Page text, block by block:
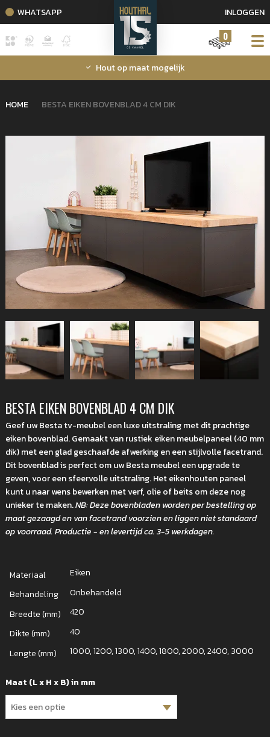
WHATSAPP
INLOGGEN
0
Hout op maat mogelijk
HOME BESTA EIKEN BOVENBLAD 4 CM DIK
BESTA EIKEN BOVENBLAD 4 CM DIK
Geef uw Besta tv-meubel een luxe uitstraling met dit prachtige
eiken bovenblad. Gemaakt van rustiek eiken meubelpaneel (40 mm
dik) met een glad geschaafde afwerking en een stijlvolle facetrand.
Dit bovenblad is perfect om uw Besta meubel een upgrade te
geven, voor een sfeervolle uitstraling. Het eikenhouten paneel
kunt u naar wens bewerken met verf, olie of beits om deze nog
unieker te maken.NB: Deze bovenbladen worden per bestelling op
maat gezaagd en van facetrand voorzien en liggen niet standaard
op voorraad. Productie - en levertijd ca. 3-5 werkdagen.
Materiaal
Eiken
Behandeling
Onbehandeld
Breedte (mm)
420
Dikte (mm)
40
Lengte (mm)
1000, 1200, 1300, 1400, 1800, 2000, 2400, 3000
Maat (L x H x B) in mm